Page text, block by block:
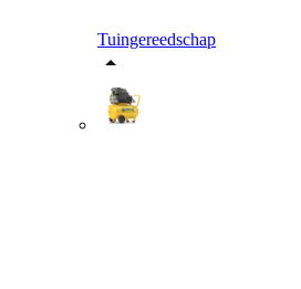
Tuingereedschap